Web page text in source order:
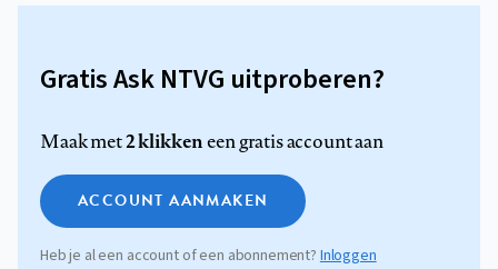
Gratis Ask NTVG uitproberen?
Maak met2 klikkeneen gratis account aan
ACCOUNT AANMAKEN
Heb je al een account of een abonnement?Inloggen